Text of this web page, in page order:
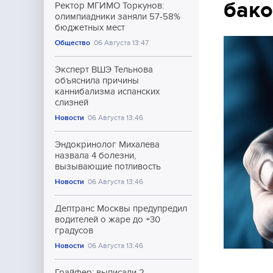
Ректор МГИМО Торкунов:
олимпиадники заняли 57-58%
бюджетных мест
Общество 06 Августа 13:47
Эксперт ВШЭ Тельнова
объяснила причины
каннибализма испанских
слизней
Новости 06 Августа 13:46
Эндокринолог Михалева
назвала 4 болезни,
вызывающие потливость
Новости 06 Августа 13:46
Дептранс Москвы предупредил
водителей о жаре до +30
градусов
Новости 06 Августа 13:46